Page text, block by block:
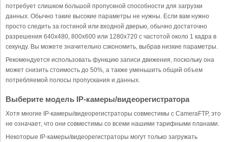
потребует слишком большой пропускной способности для загрузки
данных. Обычно такие высокие параметры не нужны. Если вам нужно
просто следить за гостиной или входной дверью, обычно достаточно
разрешения 640x480, 800x600 или 1280x720 с частотой около 1 кадра в
секунду. Вы можете значительно сэкономить, выбрав низкие параметры.
Рекомендуется использовать функцию записи движения, поскольку она
может снизить стоимость до 50%, а также уменьшить общий объем
потребляемой полосы пропускания и данных.
Выберите модель IP-камеры/видеорегистратора
Хотя многие IP-камеры/видеорегистраторы совместимы с CameraFTP, это
не означает, что они совместимы со всеми нашими тарифными планами.
Некоторые IP-камеры/видеорегистраторы могут только загружать